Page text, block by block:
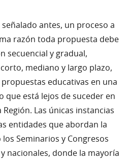
señalado antes, un proceso a
razón toda propuesta debe
secuencial y gradual,
mediano y largo plazo,
educativas en una
que está lejos de suceder en
Las únicas instancias
entidades que abordan la
los Seminarios y Congresos
nacionales, donde la mayoría